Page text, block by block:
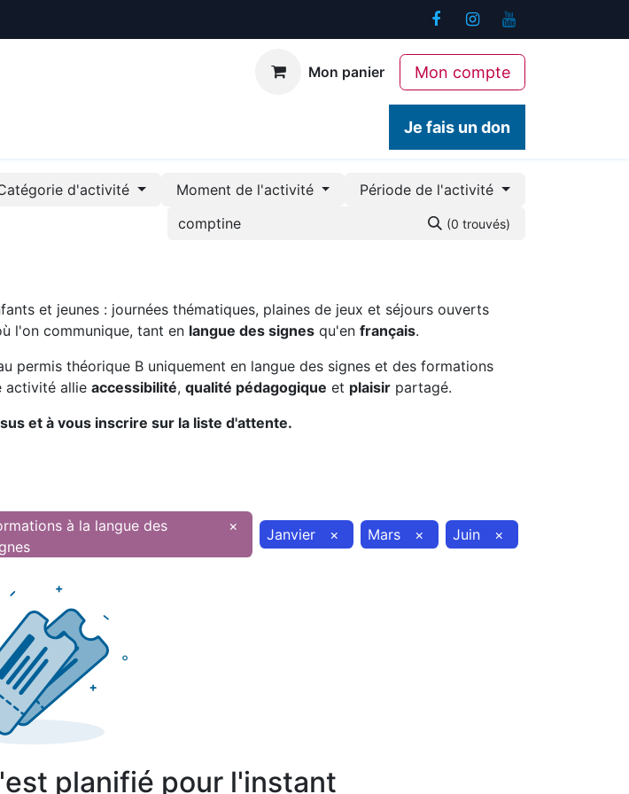
Mon panier Mon compte
Je fais un don
d'activité Moment de l'activité Période de l'activité
(0 trouvés)
et jeunes : journées thématiques, plaines de jeux et séjours ouverts
l'on communique, tant en langue des signes qu'en français.
permis théorique B uniquement en langue des signes et des formations
activité allie accessibilité, qualité pédagogique et plaisir partagé.
et à vous inscrire sur la liste d'attente.
à la langue des
× Janvier × Mars × Juin ×
planifié pour l'instant